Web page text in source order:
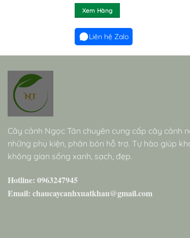
Xem Hàng
Liên hệ Zalo
Cây cảnh Ngọc Tân chuyên cung cấp cây cảnh
những phụ kiện, phân bón hỗ trợ. Tự hào giúp
không gian sống xanh, sạch, đẹp.
Hotline: 0963247945
Email: chaucaycanhxuatkhau@gmail.com